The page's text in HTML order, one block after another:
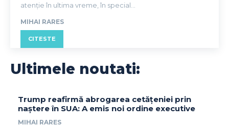
atenție în ultima vreme, în special...
MIHAI RARES
CITESTE
Ultimele noutati:
Trump reafirmă abrogarea cetățeniei prin
naștere în SUA: A emis noi ordine executive
MIHAI RARES